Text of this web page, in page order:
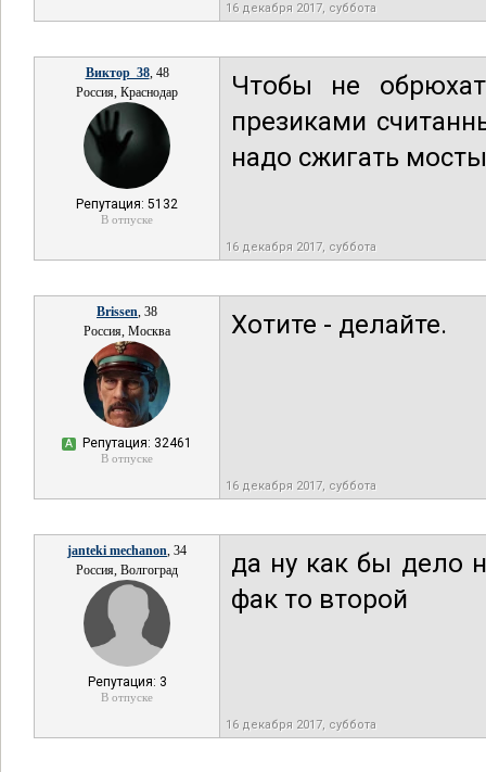
16 декабря 2017, суббота
Виктор_38, 48
Россия, Краснодар
Репутация: 5132
В отпуске
Чтобы не
презиками
надо сжигать
16 декабря 2017, суббота
Brissen, 38
Россия, Москва
А Репутация: 32461
В отпуске
Хотите - делайте.
16 декабря 2017, суббота
janteki mechanon, 34
Россия, Волгоград
Репутация: 3
В отпуске
да ну как бы дело
фак то второй
16 декабря 2017, суббота